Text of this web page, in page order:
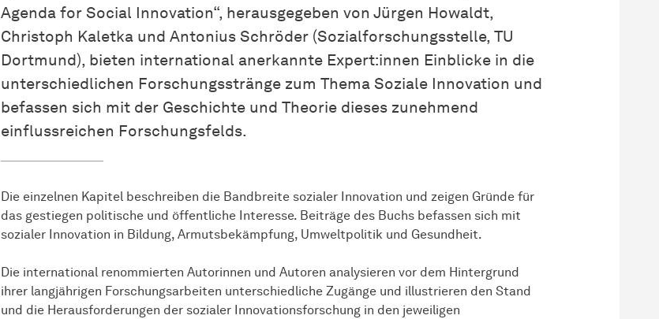
Agenda for Social Innovation“, herausgegeben von Jürgen Howaldt,
Christoph Kaletka und Antonius Schröder (Sozial­forschungs­stelle, TU
Dortmund), bieten international anerkannte Expert:innen Einblicke in die
unterschiedlichen Forschungsstränge zum Thema Soziale Innovation und
befassen sich mit der Geschichte und Theorie dieses zunehmend
einflussreichen Forschungsfelds.
Die einzelnen Kapitel beschreiben die Bandbreite sozialer Innovation und zeigen Gründe für
das gestiegen politische und öffentliche Interesse. Beiträge des Buchs befassen sich mit
sozialer Innovation in Bildung, Armutsbekämpfung, Umweltpolitik und Gesundheit.
Die international renommierten Autorinnen und Autoren analysieren vor dem Hintergrund
ihrer langjährigen Forschungsarbeiten unterschiedliche Zugänge und illustrieren den Stand
und die Herausforderungen der sozialer In­no­va­ti­onsforschung in den jeweiligen